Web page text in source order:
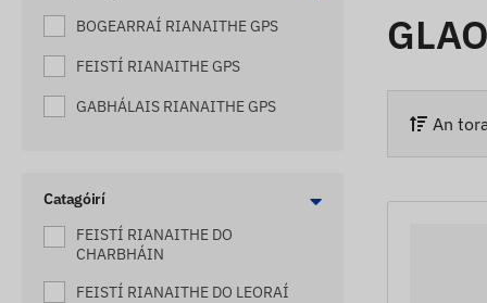
BOGEARRAÍ RIANAITHE GPS
FEISTÍ RIANAITHE GPS
GABHÁLAIS RIANAITHE GPS
Catagóirí
FEISTÍ RIANAITHE DO
CHARBHÁIN
FEISTÍ RIANAITHE DO LEORAÍ
An